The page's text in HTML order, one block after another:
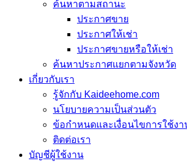
ค้นหาตามสถานะ
ประกาศขาย
ประกาศให้เช่า
ประกาศขายหรือให้เช่า
ค้นหาประกาศแยกตามจังหวัด
เกี่ยวกับเรา
รู้จักกับ Kaideehome.com
นโยบายความเป็นส่วนตัว
ข้อกำหนดและเงื่อนไขการใช้งา
ติดต่อเรา
บัญชีผู้ใช้งาน